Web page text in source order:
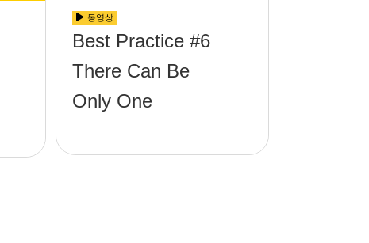
동영상
Best Practice #6
There Can Be
Only One